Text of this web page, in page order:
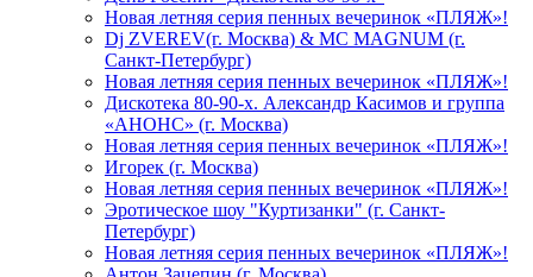
Новая летняя серия пенных вечеринок «ПЛЯЖ»!
Dj ZVEREV(г. Москва) & MC MAGNUM (г.
Санкт-Петербург)
Новая летняя серия пенных вечеринок «ПЛЯЖ»!
Дискотека 80-90-х. Александр Касимов и группа
«АНОНС» (г. Москва)
Новая летняя серия пенных вечеринок «ПЛЯЖ»!
Игорек (г. Москва)
Новая летняя серия пенных вечеринок «ПЛЯЖ»!
Эротическое шоу "Куртизанки" (г. Санкт-
Петербург)
Новая летняя серия пенных вечеринок «ПЛЯЖ»!